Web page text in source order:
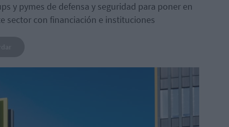
y pymes de defensa y seguridad para poner en
sector con financiación e instituciones